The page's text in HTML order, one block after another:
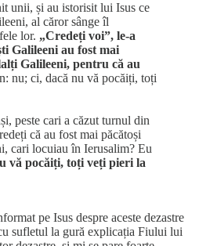
unii, și au istorisit lui Isus ce
al căror sânge îl
lor. „Credeți voi”, le-a
Galileeni au fost mai
Galileeni, pentru că au
nu; ci, dacă nu vă pocăiți, toți
peste cari a căzut turnul din
că au fost mai păcătoși
cari locuiau în Ierusalim? Eu
vă pocăiți, toți veți pieri la
pe Isus despre aceste dezastre
sufletul la gură explicația Fiului lui